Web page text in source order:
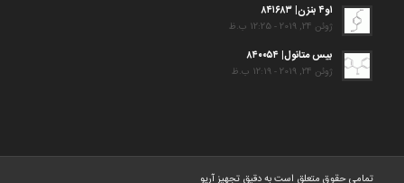
۱و۴ بنزن| ۸۴۱۶۸۳
ژوئن 24, 2019 - 12:25 ب.ظ
بیس متانول| ۸۴۰۰۵۴
ژوئن 24, 2019 - 12:19 ب.ظ
تمامی حقوق متعلق است به دقیق تجهیز آریو